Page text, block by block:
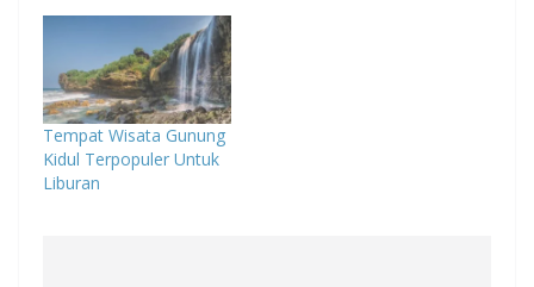
Tempat Wisata Gunung
Kidul Terpopuler Untuk
Liburan